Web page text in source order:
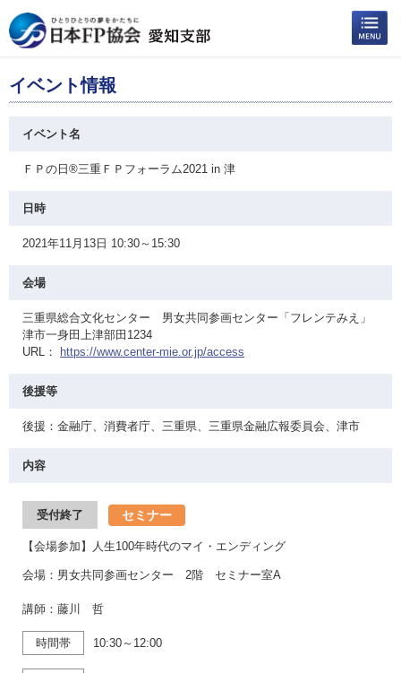
イベント情報
イベント名
ＦＰの日®三重ＦＰフォーラム2021 in 津
日時
2021年11月13日 10:30～15:30
会場
三重県総合文化センター 男女共同参画センター「フレンテみえ」
津市一身田上津部田1234
URL：
https://www.center-mie.or.jp/access
後援等
後援：金融庁、消費者庁、三重県、三重県金融広報委員会、津市
内容
受付終了 セミナー
【会場参加】人生100年時代のマイ・エンディング
会場：男女共同参画センター 2階 セミナー室A
講師：藤川 哲
時間帯 10:30～12:00